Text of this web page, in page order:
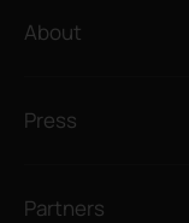
About
Press
Partners